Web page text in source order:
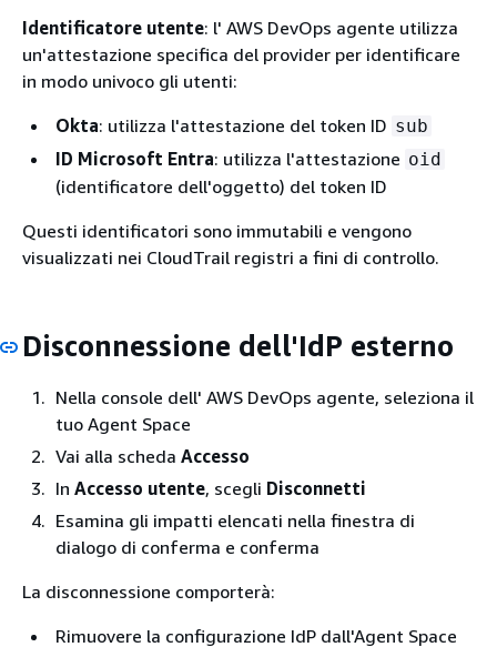
Identificatore utente: l' AWS DevOps agente utilizza
un'attestazione specifica del provider per identificare
in modo univoco gli utenti:
Okta: utilizza l'attestazione del token ID sub
ID Microsoft Entra: utilizza l'attestazione oid
(identificatore dell'oggetto) del token ID
Questi identificatori sono immutabili e vengono
visualizzati nei CloudTrail registri a fini di controllo.
Disconnessione dell'IdP esterno
Nella console dell' AWS DevOps agente, seleziona il
tuo Agent Space
Vai alla scheda Accesso
In Accesso utente, scegli Disconnetti
Esamina gli impatti elencati nella finestra di
dialogo di conferma e conferma
La disconnessione comporterà:
Rimuovere la configurazione IdP dall'Agent Space